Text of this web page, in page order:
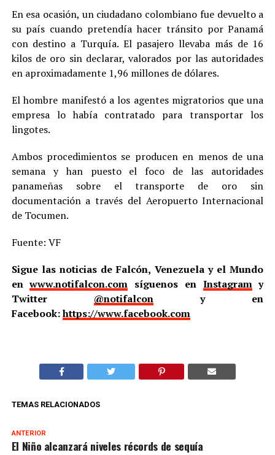
En esa ocasión, un ciudadano colombiano fue devuelto a
su país cuando pretendía hacer tránsito por Panamá
con destino a Turquía. El pasajero llevaba más de 16
kilos de oro sin declarar, valorados por las autoridades
en aproximadamente 1,96 millones de dólares.
El hombre manifestó a los agentes migratorios que una
empresa lo había contratado para transportar los
lingotes.
Ambos procedimientos se producen en menos de una
semana y han puesto el foco de las autoridades
panameñas sobre el transporte de oro sin
documentación a través del Aeropuerto Internacional
de Tocumen.
Fuente: VF
Sigue las noticias de Falcón, Venezuela y el Mundo
enwww.notifalcon.com síguenos en Instagramy
Twitter @notifalcony en
Facebook:https://www.facebook.com
TEMAS RELACIONADOS
ANTERIOR
El Niño alcanzará niveles récords de sequía